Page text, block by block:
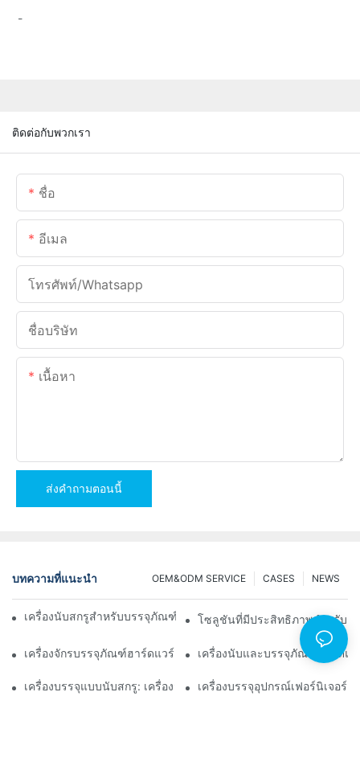
-
ติดต่อกับพวกเรา
ชื่อ
อีเมล
โทรศัพท์/whatsapp
ชื่อบริษัท
เนื้อหา
ส่งคำถามตอนนี้
บทความที่แนะนำ NEWS
CASES
OEM&ODM SERVICE
เครื่องนับสกรูสำหรับบรรจุภัณฑ์เพื่อผลลัพธ์ที่เชื่อถือได้และรวดเร็ว
โซลูชันที่มีประสิทธิภาพสำหรับก
เครื่องจักรบรรจุภัณฑ์ฮาร์ดแวร์ชั้นนำเพื่อการควบคุมคุณภาพที่สม่ำเส
เครื่องนับและบรรจุภัณฑ์ฮาร์ดแ
เครื่องบรรจุแบบนับสกรู: เครื่องมือขั้นสูงสุดสำหรับการบรรจุอย่างมีป
เครื่องบรรจุอุปกรณ์เฟอร์นิเจอร์